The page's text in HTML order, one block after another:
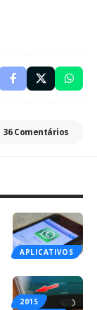
36 Comentários
APLICATIVOS
2015